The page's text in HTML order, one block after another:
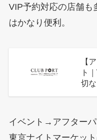
VIP予約対応の店舗も
はかなり便利。
【
ト
切
イベント→アフター
東京ナイトマーケッ